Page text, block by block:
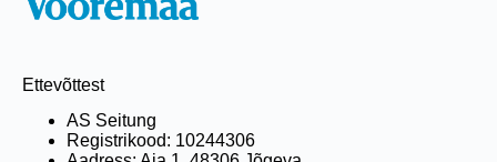
Ettevõttest
AS Seitung
Registrikood: 10244306